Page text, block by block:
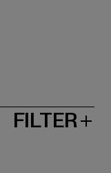
FILTER